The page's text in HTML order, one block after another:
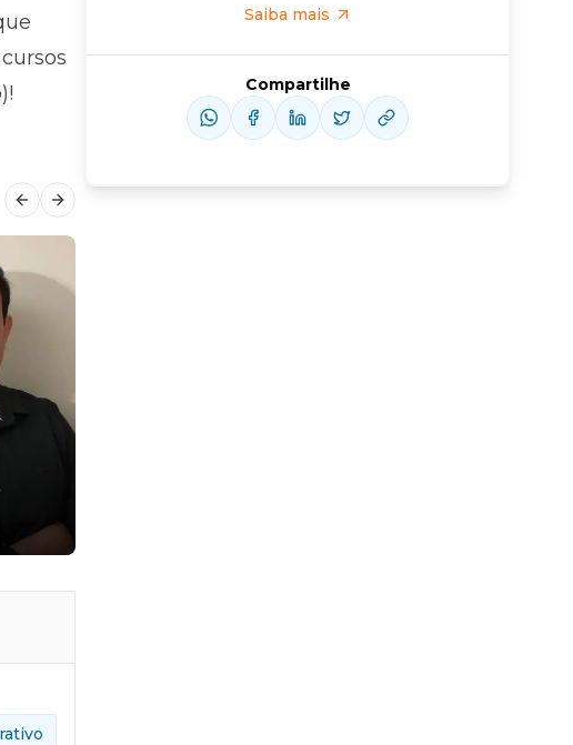
Previous slide
Next slide
Saiba mais
Compartilhe